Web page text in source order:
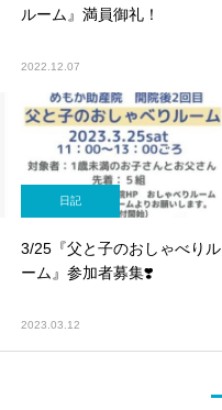
ルーム』満員御礼！
2022.12.07
日記
3/25『父と子のおしゃべりル
ーム』参加者募集❣️
2023.03.12